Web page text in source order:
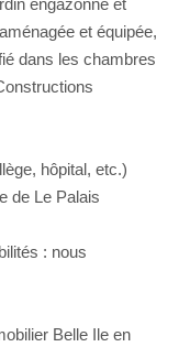
et équipée,
dans les chambres
hôpital, etc.)
de Le Palais
: nous
Belle Ile en